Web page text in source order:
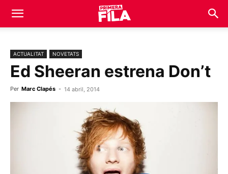
ACTUALITAT NOVETATS
Ed Sheeran estrena Don’t
Per Marc Clapés - 14 abril, 2014